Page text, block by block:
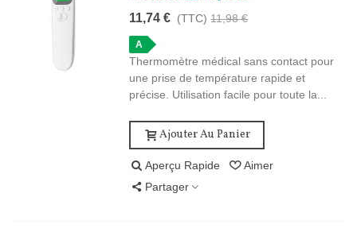
11,74 € (TTC) 11,98 €
A
Thermomètre médical sans contact pour
une prise de température rapide et
précise. Utilisation facile pour toute la...
Ajouter Au Panier
Aperçu Rapide
Aimer
Partager